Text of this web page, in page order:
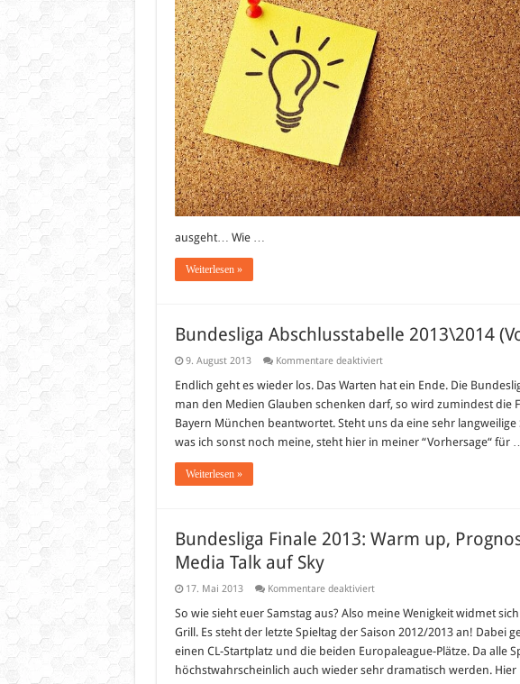
–
Prognosen
(Vorhersage)
und
Tipps
ausgeht… Wie …
Weiterlesen »
Bundesliga Abschlusstabelle 2013\2014
9. August 2013 Kommentare deaktiviertfür
Abschlusstabelle
(Vorhersage)
Endlich geht es wieder los. Das Warten hat ein Ende. Die
man den Medien Glauben schenken darf, so wird zumindest die
Bayern München beantwortet. Steht uns da eine sehr langweilige
was ich sonst noch meine, steht hier in meiner “Vorhersage“ für
Weiterlesen »
Bundesliga Finale 2013: Warm up,
Media Talk auf Sky
17. Mai 2013 Kommentare deaktiviertfür
Finale
Warm
up,
Prognose,TV-
Plan
So wie sieht euer Samstag aus? Also meine Wenigkeit widmet
Grill. Es steht der letzte Spieltag der Saison 2012/2013 an! Dabei
einen CL-Startplatz und die beiden Europaleague-Plätze. Da alle
höchstwahrscheinlich auch wieder sehr dramatisch werden.